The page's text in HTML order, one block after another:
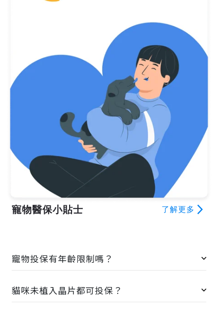
寵物醫保小貼士 了解更多 arrow_forward_ios
寵物投保有年齡限制嗎？
貓咪未植入晶片都可投保？